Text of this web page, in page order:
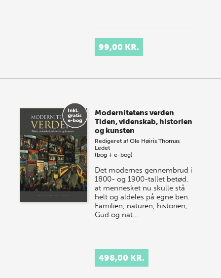
99,00 KR.
Modernitetens verden
Tiden, videnskab, historien
og kunsten
Redigeret afOle Høiris Thomas
Ledet
(bog + e-bog)
Det modernes gennembrud i
1800- og 1900-tallet betød,
at mennesket nu skulle stå
helt og aldeles på egne ben.
Familien, naturen, historien,
Gud og nat…
498,00 KR.